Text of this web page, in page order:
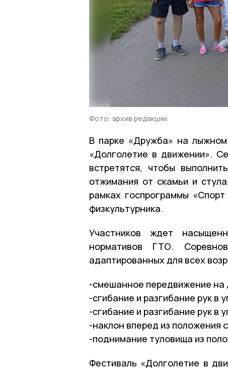
Фото: архив редакции
В парке «Дружба» на
«Долголетие в движении».
встретятся, чтобы
отжимания от скамьи и
рамках госпрограммы
физкультурника.
Участников ждет
нормативов ГТО.
адаптированных для всех
-смешанное передвижение на
-сгибание и разгибание рук в
-сгибание и разгибание рук в
-наклон вперед из положения
-поднимание туловища из
Фестиваль «Долголетие в